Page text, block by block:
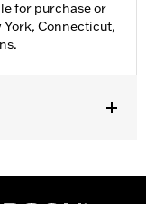
for purchase or
Connecticut,
,Seam Sealed,